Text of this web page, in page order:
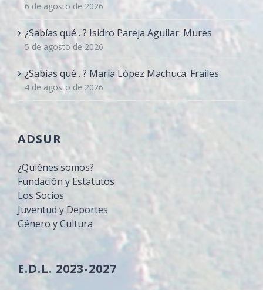
6 de agosto de 2026
¿Sabías qué…? Isidro Pareja Aguilar. Mures
5 de agosto de 2026
¿Sabías qué…? María López Machuca. Frailes
4 de agosto de 2026
ADSUR
¿Quiénes somos?
Fundación y Estatutos
Los Socios
Juventud y Deportes
Género y Cultura
E.D.L. 2023-2027